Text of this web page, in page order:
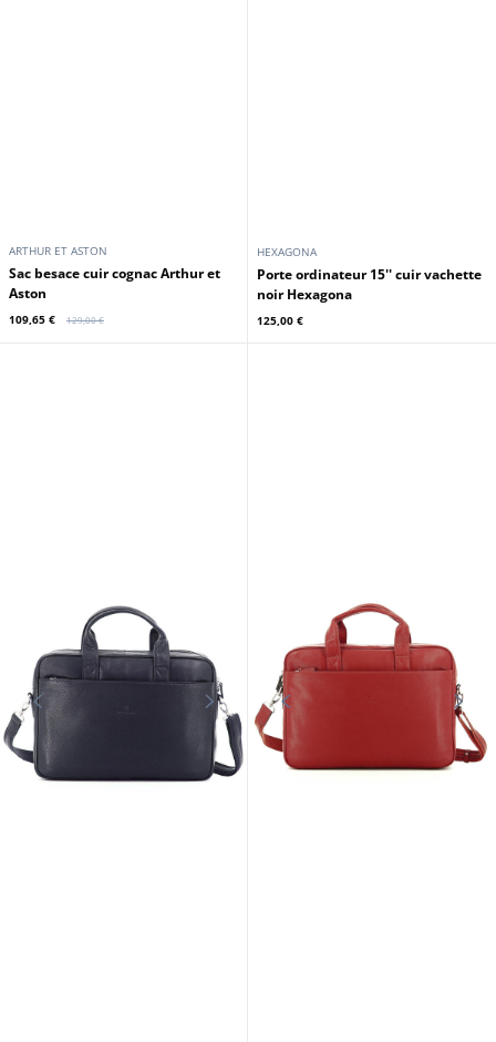
ARTHUR ET ASTON
Sac besace cuir cognac Arthur et
Aston
109,65 € 129,00 €
HEXAGONA
Porte ordinateur 15'' cuir vachette
noir Hexagona
125,00 €